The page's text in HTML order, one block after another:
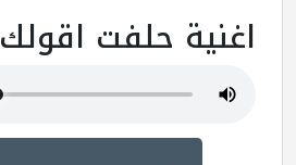
اغنية حلفت اقولك